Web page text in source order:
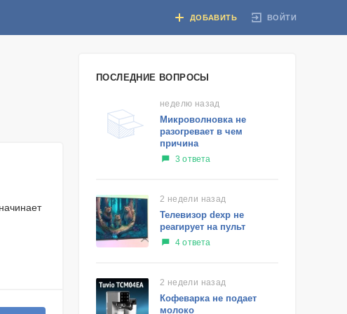
ВОЙТИ
ДОБАВИТЬ
ПОСЛЕДНИЕ ВОПРОСЫ
неделю назад
Микроволновка не
разогревает в чем
причина
3 ответа
2 недели назад
Телевизор dexp не
реагирует на пульт
4 ответа
2 недели назад
Кофеварка не подает
молоко